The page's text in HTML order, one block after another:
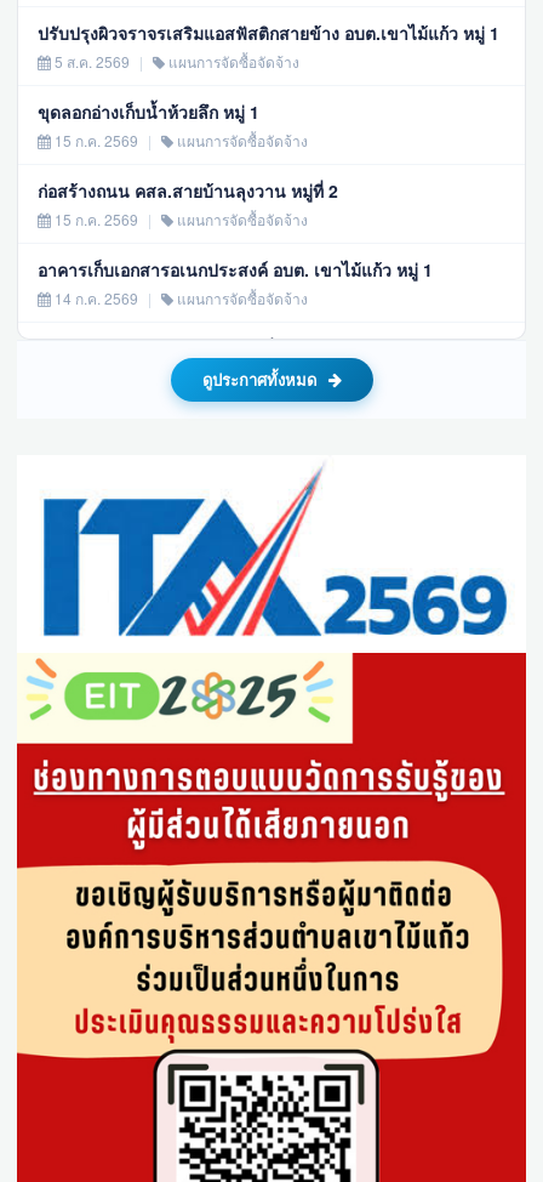
ปรับปรุงผิวจราจรเสริมแอสฟัสติกสายข้าง อบต.เขาไม้แก้ว หมู่ 1
5 ส.ค. 2569 | แผนการจัดซื้อจัดจ้าง
ขุดลอกอ่างเก็บน้ำห้วยลึก หมู่ 1
15 ก.ค. 2569 | แผนการจัดซื้อจัดจ้าง
ก่อสร้างถนน คสล.สายบ้านลุงวาน หมู่ที่ 2
15 ก.ค. 2569 | แผนการจัดซื้อจัดจ้าง
อาคารเก็บเอกสารอเนกประสงค์ อบต. เขาไม้แก้ว หมู่ 1
14 ก.ค. 2569 | แผนการจัดซื้อจัดจ้าง
แผนการจัดซื้อจัดจ้าง
แผนการจัดซื้อจัดจ้าง
ก่อสร้างอาคารเก็บเอกสารอเนกประสงค์ อบต.เขาไม้แก้ว หมู่ 1
แผนการจัดซื้อจัดจ้าง
ดูประกาศทั้งหมด